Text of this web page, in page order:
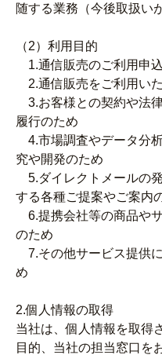
随する業務（今後取扱い
（2）利用目的
1.通信販売のご利用申
2.通信販売をご利用い
3.お客様との契約や法
履行のため
4.市場調査やデータ分
究や開発のため
5.ダイレクトメールの
する各種ご提案やご案内
6.提携会社等の商品や
のため
7.その他サービス提供
め
2.個人情報の取得
当社は、個人情報を取得
目的、当社の担当窓口を